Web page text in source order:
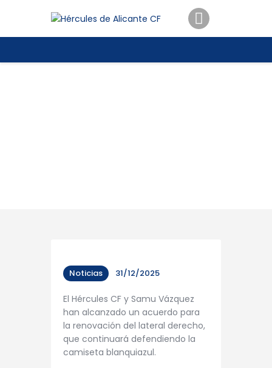
ENTRADAS
TIENDA
Noticias 31/12/2025
El Hércules CF y Samu Vázquez
han alcanzado un acuerdo para
la renovación del lateral derecho,
que continuará defendiendo la
camiseta blanquiazul.